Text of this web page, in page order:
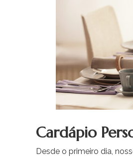
Cardápio
Desde o primeiro dia,